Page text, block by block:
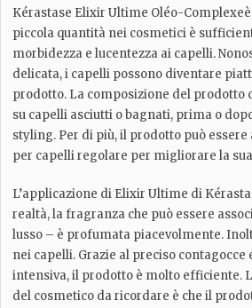
Kérastase Elixir Ultime Oléo-Complexeè
piccola quantità nei cosmetici è
morbidezza e lucentezza ai capelli.
delicata, i capelli possono diventare
prodotto. La composizione del prodotto
su capelli asciutti o bagnati, prima o
styling. Per di più, il prodotto può
per capelli regolare per migliorare la
L’applicazione di Elixir Ultime di
realtà, la fragranza che può essere
lusso – è profumata piacevolmente.
nei capelli. Grazie al preciso contagocce
intensiva, il prodotto è molto efficiente.
del cosmetico da ricordare è che il